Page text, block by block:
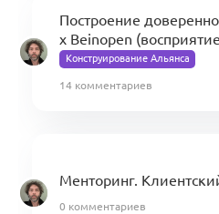
Построение
x Beinopen
Конструирование Альянса
14 комментариев
Менторинг.
0 комментариев